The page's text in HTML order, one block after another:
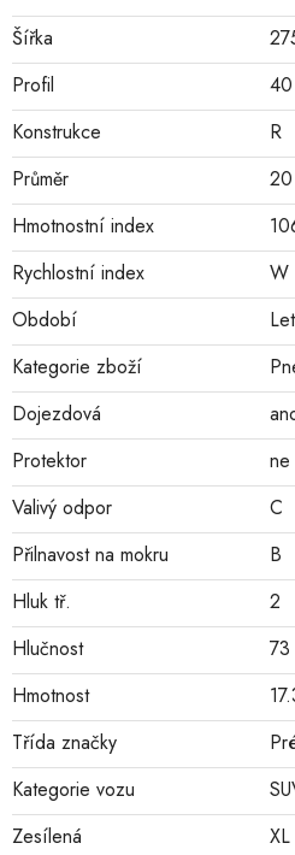
Šířka
Profil
40
Konstrukce
R
Průměr
20
Hmotnostní index
Rychlostní index
W
Období
Kategorie zboží
Dojezdová
Protektor
ne
Valivý odpor
C
Přilnavost na mokru
B
Hluk tř.
2
Hlučnost
73
Hmotnost
Třída značky
Kategorie vozu
Zesílená
XL